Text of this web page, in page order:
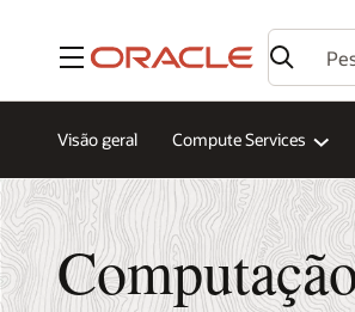
Menu
Visão geral Compute Services